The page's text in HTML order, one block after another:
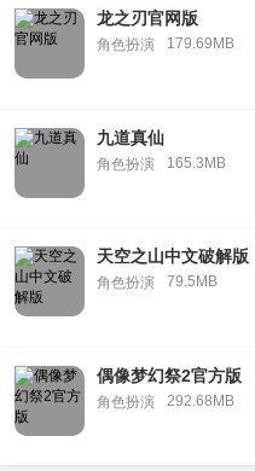
龙之刃官网版
角色扮演 179.69MB
九道真仙
角色扮演 165.3MB
天空之山中文破解版
角色扮演 79.5MB
偶像梦幻祭2官方版
角色扮演 292.68MB